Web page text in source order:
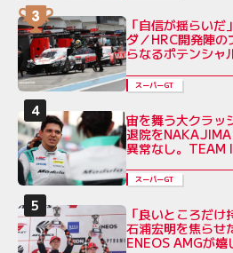
「自信が揺らい
ダ／HRC開発陣
らなるポテンシャ
スーパーGT
宙を舞う大クラッ
退院を
異常なし。TEAM
スーパーGT
「良いところだ
石浦宏明を焦らせ
ENEOS AMGが嬉